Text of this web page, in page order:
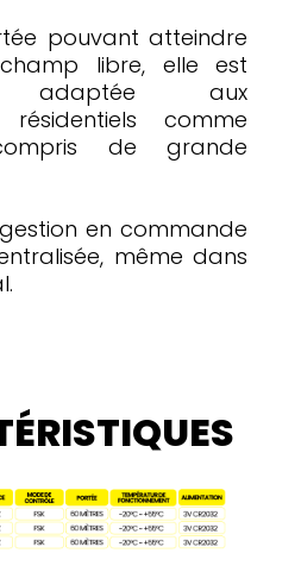
pouvant atteindre
libre, elle est
adaptée aux
résidentiels comme
de grande
en commande
même dans